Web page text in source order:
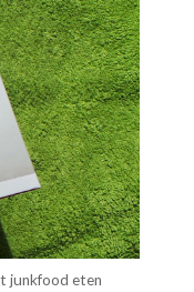
junkfood eten